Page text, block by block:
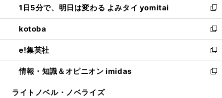
で
開
く
ド
ウ
で
開
く
ィ
ン
ド
ウ
で
開
く
い
ウ
ィ
ン
ド
ウ
で
開
1日5分で、明日は変わる よみタイ yomitai
新
し
い
ウ
ィ
ン
ド
ウ
kotoba
新
し
い
ウ
ィ
ン
e!集英社
新
し
い
ウ
情報・知識＆オピニオン imidas
新
し
ライトノベル・ノベライズ